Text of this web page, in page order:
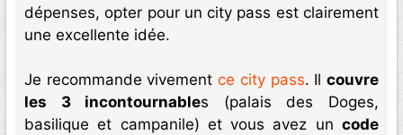
dépenses, opter pour un city pass est clairement
une excellente idée.
Je recommande vivementce city pass. Ilcouvre
les 3 incontournables (palais des Doges,
basilique et campanile) et vous avez un code